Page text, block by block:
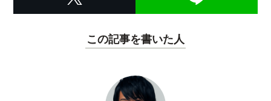
この記事を書いた人